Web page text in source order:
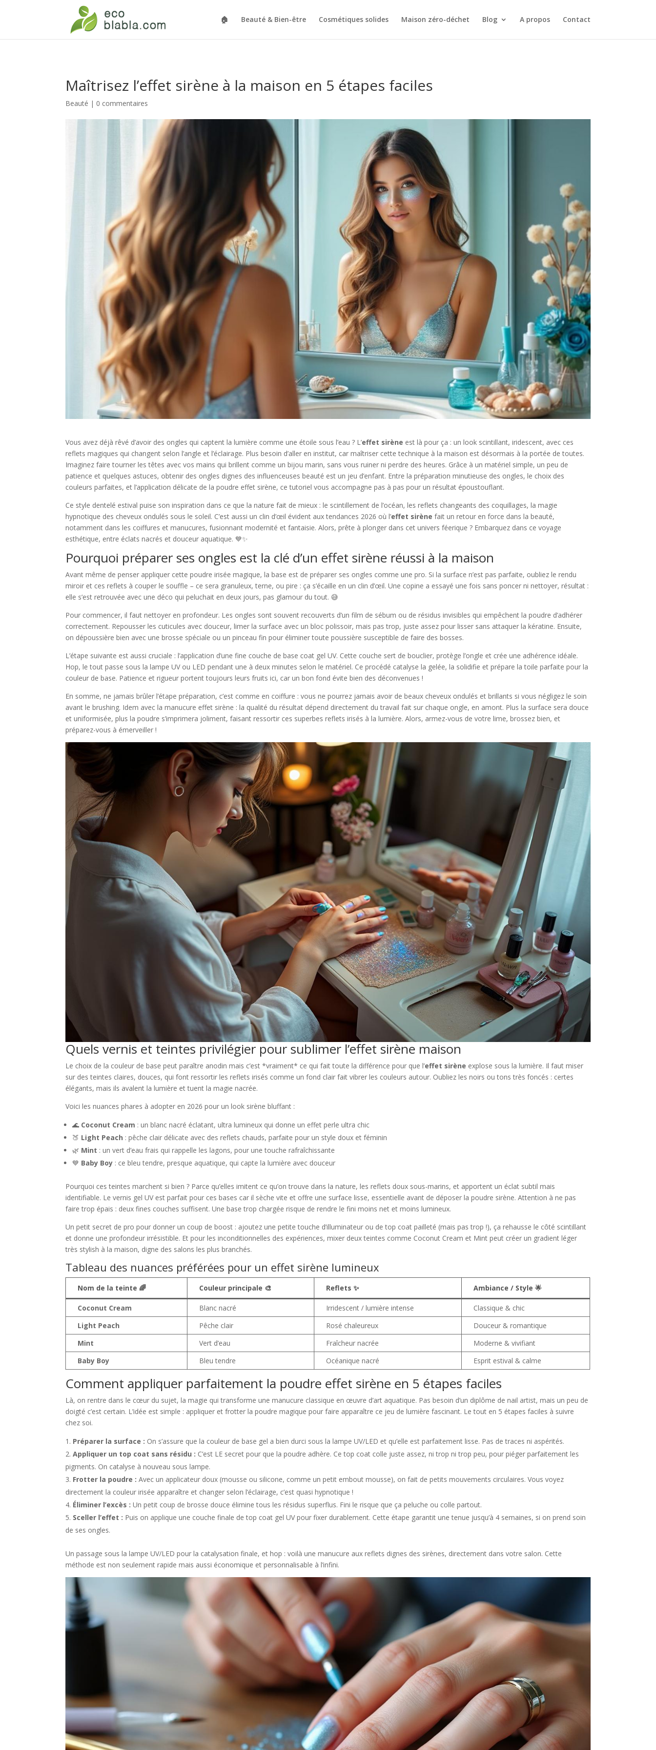
🏠 Beauté & Bien-être Cosmétiques solides Maison zéro-déchet Blog A propos Contact
Maîtrisez l’effet sirène à la maison en 5 étapes faciles
Beauté | 0 commentaires
Vous avez déjà rêvé d’avoir des ongles qui captent la lumière comme une étoile sous l’eau ? L’effet sirène est là pour ça : un look scintillant, iridescent, avec ces
reflets magiques qui changent selon l’angle et l’éclairage. Plus besoin d’aller en institut, car maîtriser cette technique à la maison est désormais à la portée de toutes.
Imaginez faire tourner les têtes avec vos mains qui brillent comme un bijou marin, sans vous ruiner ni perdre des heures. Grâce à un matériel simple, un peu de
patience et quelques astuces, obtenir des ongles dignes des influenceuses beauté est un jeu d’enfant. Entre la préparation minutieuse des ongles, le choix des
couleurs parfaites, et l’application délicate de la poudre effet sirène, ce tutoriel vous accompagne pas à pas pour un résultat époustouflant.
Ce style dentelé estival puise son inspiration dans ce que la nature fait de mieux : le scintillement de l’océan, les reflets changeants des coquillages, la magie
hypnotique des cheveux ondulés sous le soleil. C’est aussi un clin d’œil évident aux tendances 2026 où l’effet sirène fait un retour en force dans la beauté,
notamment dans les coiffures et manucures, fusionnant modernité et fantaisie. Alors, prête à plonger dans cet univers féerique ? Embarquez dans ce voyage
esthétique, entre éclats nacrés et douceur aquatique. 💙✨
Pourquoi préparer ses ongles est la clé d’un effet sirène réussi à la maison
Avant même de penser appliquer cette poudre irisée magique, la base est de préparer ses ongles comme une pro. Si la surface n’est pas parfaite, oubliez le rendu
miroir et ces reflets à couper le souffle – ce sera granuleux, terne, ou pire : ça s’écaille en un clin d’œil. Une copine a essayé une fois sans poncer ni nettoyer, résultat :
elle s’est retrouvée avec une déco qui peluchait en deux jours, pas glamour du tout. 😅
Pour commencer, il faut nettoyer en profondeur. Les ongles sont souvent recouverts d’un film de sébum ou de résidus invisibles qui empêchent la poudre d’adhérer
correctement. Repousser les cuticules avec douceur, limer la surface avec un bloc polissoir, mais pas trop, juste assez pour lisser sans attaquer la kératine. Ensuite,
on dépoussière bien avec une brosse spéciale ou un pinceau fin pour éliminer toute poussière susceptible de faire des bosses.
L’étape suivante est aussi cruciale : l’application d’une fine couche de base coat gel UV. Cette couche sert de bouclier, protège l’ongle et crée une adhérence idéale.
Hop, le tout passe sous la lampe UV ou LED pendant une à deux minutes selon le matériel. Ce procédé catalyse la gelée, la solidifie et prépare la toile parfaite pour la
couleur de base. Patience et rigueur portent toujours leurs fruits ici, car un bon fond évite bien des déconvenues !
En somme, ne jamais brûler l’étape préparation, c’est comme en coiffure : vous ne pourrez jamais avoir de beaux cheveux ondulés et brillants si vous négligez le soin
avant le brushing. Idem avec la manucure effet sirène : la qualité du résultat dépend directement du travail fait sur chaque ongle, en amont. Plus la surface sera douce
et uniformisée, plus la poudre s’imprimera joliment, faisant ressortir ces superbes reflets irisés à la lumière. Alors, armez-vous de votre lime, brossez bien, et
préparez-vous à émerveiller !
Quels vernis et teintes privilégier pour sublimer l’effet sirène maison
Le choix de la couleur de base peut paraître anodin mais c’est *vraiment* ce qui fait toute la différence pour que l’effet sirène explose sous la lumière. Il faut miser
sur des teintes claires, douces, qui font ressortir les reflets irisés comme un fond clair fait vibrer les couleurs autour. Oubliez les noirs ou tons très foncés : certes
élégants, mais ils avalent la lumière et tuent la magie nacrée.
Voici les nuances phares à adopter en 2026 pour un look sirène bluffant :
🌊 Coconut Cream : un blanc nacré éclatant, ultra lumineux qui donne un effet perle ultra chic
🍑 Light Peach : pêche clair délicate avec des reflets chauds, parfaite pour un style doux et féminin
🌿 Mint : un vert d’eau frais qui rappelle les lagons, pour une touche rafraîchissante
💙 Baby Boy : ce bleu tendre, presque aquatique, qui capte la lumière avec douceur
Pourquoi ces teintes marchent si bien ? Parce qu’elles imitent ce qu’on trouve dans la nature, les reflets doux sous-marins, et apportent un éclat subtil mais
identifiable. Le vernis gel UV est parfait pour ces bases car il sèche vite et offre une surface lisse, essentielle avant de déposer la poudre sirène. Attention à ne pas
faire trop épais : deux fines couches suffisent. Une base trop chargée risque de rendre le fini moins net et moins lumineux.
Un petit secret de pro pour donner un coup de boost : ajoutez une petite touche d’illuminateur ou de top coat pailleté (mais pas trop !), ça rehausse le côté scintillant
et donne une profondeur irrésistible. Et pour les inconditionnelles des expériences, mixer deux teintes comme Coconut Cream et Mint peut créer un gradient léger
très stylish à la maison, digne des salons les plus branchés.
Tableau des nuances préférées pour un effet sirène lumineux
Nom de la teinte 🌈 Couleur principale 🎨 Reflets ✨ Ambiance / Style 🌟
Coconut Cream Blanc nacré Irridescent / lumière intense
Classique & chic
Light Peach
Pêche clair Rosé chaleureux
Douceur & romantique
Mint
Vert d’eau Fraîcheur nacrée
Moderne & vivifiant
Baby Boy
Bleu tendre Océanique nacré Esprit estival & calme
Comment appliquer parfaitement la poudre effet sirène en 5 étapes faciles
Là, on rentre dans le cœur du sujet, la magie qui transforme une manucure classique en œuvre d’art aquatique. Pas besoin d’un diplôme de nail artist, mais un peu de
doigté c’est certain. L’idée est simple : appliquer et frotter la poudre magique pour faire apparaître ce jeu de lumière fascinant. Le tout en 5 étapes faciles à suivre
chez soi.
Préparer la surface : On s’assure que la couleur de base gel a bien durci sous la lampe UV/LED et qu’elle est parfaitement lisse. Pas de traces ni aspérités.
Appliquer un top coat sans résidu : C’est LE secret pour que la poudre adhère. Ce top coat colle juste assez, ni trop ni trop peu, pour piéger parfaitement les
pigments. On catalyse à nouveau sous lampe.
Frotter la poudre : Avec un applicateur doux (mousse ou silicone, comme un petit embout mousse), on fait de petits mouvements circulaires. Vous voyez
directement la couleur irisée apparaître et changer selon l’éclairage, c’est quasi hypnotique !
Éliminer l’excès : Un petit coup de brosse douce élimine tous les résidus superflus. Fini le risque que ça peluche ou colle partout.
Sceller l’effet : Puis on applique une couche finale de top coat gel UV pour fixer durablement. Cette étape garantit une tenue jusqu’à 4 semaines, si on prend soin
de ses ongles.
Un passage sous la lampe UV/LED pour la catalysation finale, et hop : voilà une manucure aux reflets dignes des sirènes, directement dans votre salon. Cette
méthode est non seulement rapide mais aussi économique et personnalisable à l’infini.